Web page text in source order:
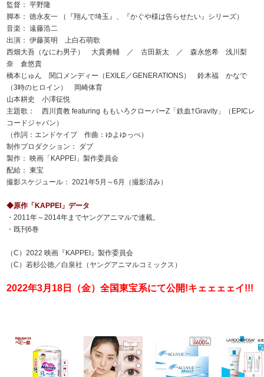
監督： 平野隆
脚本： 徳永友一 （『翔んで埼玉』、『かぐや様は告らせたい』シリーズ）
音楽： 遠藤浩二
出演： 伊藤英明 上白石萌歌
西畑大吾（なにわ男子） 大貫勇輔 ／ 古田新太 ／ 森永悠希 浅川梨
奈 倉悠貴
橋本じゅん 関口メンディー（EXILE／GENERATIONS） 鈴木福 かなで
（3時のヒロイン） 岡崎体育
山本耕史 小澤征悦
主題歌： 西川貴教 featuring ももいろクローバーZ「鉄血†Gravity」（EPICレ
コードジャパン）
（作詞：エンドケイプ 作曲：ゆよゆっぺ）
制作プロダクション： ダブ
製作： 映画「KAPPEI」製作委員会
配給： 東宝
撮影スケジュール： 2021年5月～6月（撮影済み）
◆原作「KAPPEI」データ
・2011年～2014年までヤングアニマルで連載。
・既刊6巻
（C）2022 映画『KAPPEI』製作委員会
（C）若杉公徳／白泉社（ヤングアニマルコミックス）
2022年3月18日（金）全国東宝系にて公開!キェェェェイ!!!